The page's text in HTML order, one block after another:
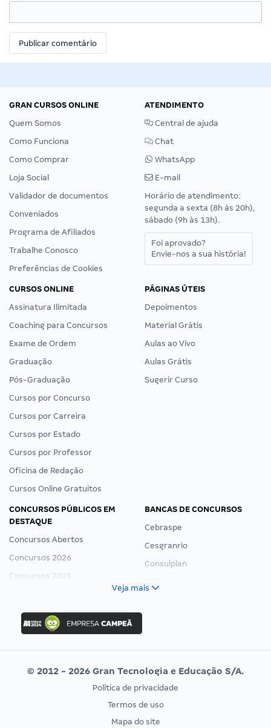
GRAN CURSOS ONLINE
Quem Somos
Como Funciona
Como Comprar
Loja Social
Validador de documentos
Conveniados
Programa de Afiliados
Trabalhe Conosco
Preferências de Cookies
ATENDIMENTO
Central de ajuda
Chat
WhatsApp
E-mail
Horário de atendimento:
segunda a sexta (8h às 20h),
sábado (9h às 13h).
Foi aprovado?
Envie-nos a sua história!
CURSOS ONLINE
Assinatura Ilimitada
Coaching para Concursos
Exame de Ordem
Graduação
Pós-Graduação
Cursos por Concurso
Cursos por Carreira
Cursos por Estado
Cursos por Professor
Oficina de Redação
Cursos Online Gratuitos
PÁGINAS ÚTEIS
Depoimentos
Material Grátis
Aulas ao Vivo
Aulas Grátis
Sugerir Curso
CONCURSOS PÚBLICOS EM
DESTAQUE
Concursos Abertos
Concursos 2026
Concursos 2025
Concurso Ibama
Concurso MPU
Editais publicados
BANCAS DE CONCURSOS
Cebraspe
Cesgranrio
Consulplan
Vunesp
CONCURSOS POR PROFISSÃO
EXAME DE ORDEM
Veja mais
© 2012 - 2026 Gran Tecnologia e Educação S/A.
Política de privacidade
Termos de uso
Mapa do site